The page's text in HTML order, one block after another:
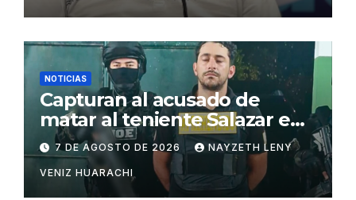
NOTICIAS
Capturan al acusado de
matar al teniente Salazar en
San Matías
7 DE AGOSTO DE 2026 NAYZETH LENY
VENIZ HUARACHI